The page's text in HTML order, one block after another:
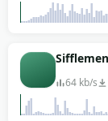
64 kb/s